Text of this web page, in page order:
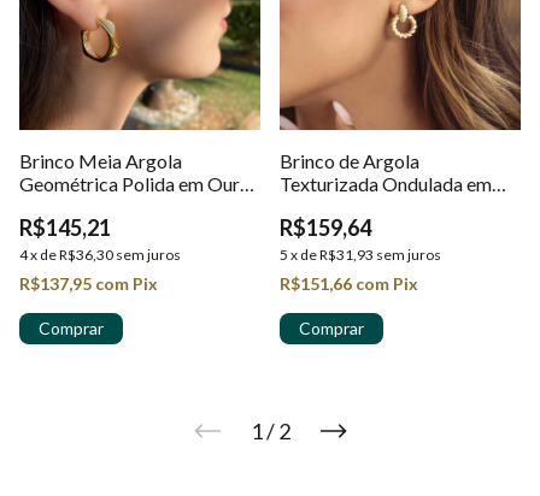
Brinco Meia Argola
Geométrica Polida em Ouro
R$145,21
4x deR$36,30 sem juros
R$137,95 com Pix
Brinco de Argola
Texturizada Ondulada em
R$159,64
5 x deR$31,93 sem juros
R$151,66 com Pix
1/ 2